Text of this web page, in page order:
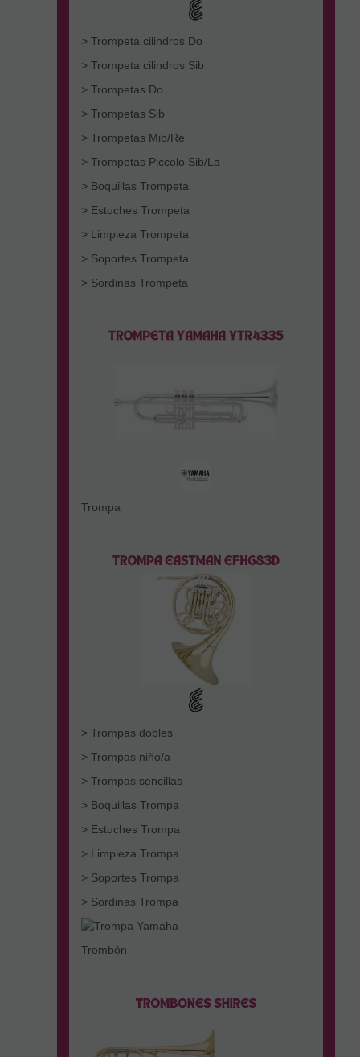
> Trompeta cilindros Do
> Trompeta cilindros Sib
> Trompetas Do
> Trompetas Sib
> Trompetas Mib/Re
> Trompetas Piccolo Sib/La
> Boquillas Trompeta
> Estuches Trompeta
> Limpieza Trompeta
> Soportes Trompeta
> Sordinas Trompeta
Trompa
> Trompas dobles
> Trompas niño/a
> Trompas sencillas
> Boquillas Trompa
> Estuches Trompa
> Limpieza Trompa
> Soportes Trompa
> Sordinas Trompa
Trombón